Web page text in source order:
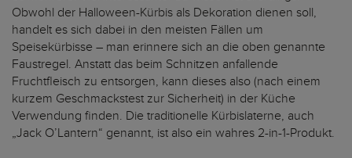
Obwohl der Halloween-Kürbis als Dekoration dienen soll,
handelt es sich dabei in den meisten Fällen um
Speisekürbisse – man erinnere sich an die oben genannte
Faustregel. Anstatt das beim Schnitzen anfallende
Fruchtfleisch zu entsorgen, kann dieses also (nach einem
kurzem Geschmackstest zur Sicherheit) in der Küche
Verwendung finden. Die traditionelle Kürbislaterne, auch
„Jack O’Lantern“ genannt, ist also ein wahres 2-in-1-Produkt.